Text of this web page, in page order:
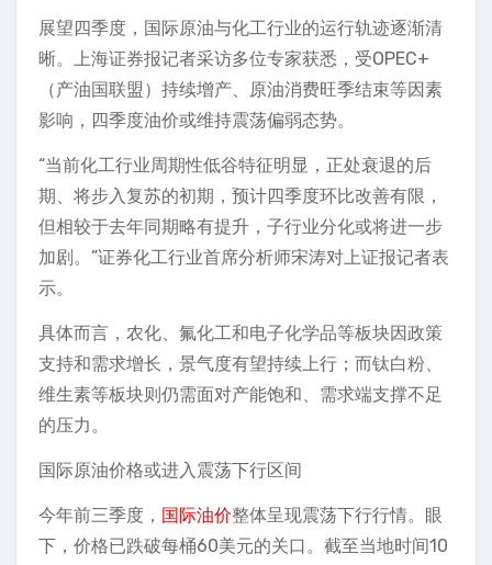
展望四季度，国际原油与化工行业的运行轨迹逐渐清
晰。上海证券报记者采访多位专家获悉，受OPEC+
（产油国联盟）持续增产、原油消费旺季结束等因素
影响，四季度油价或维持震荡偏弱态势。
“当前化工行业周期性低谷特征明显，正处衰退的后
期、将步入复苏的初期，预计四季度环比改善有限，
但相较于去年同期略有提升，子行业分化或将进一步
加剧。”证券化工行业首席分析师宋涛对上证报记者表
示。
具体而言，农化、氟化工和电子化学品等板块因政策
支持和需求增长，景气度有望持续上行；而钛白粉、
维生素等板块则仍需面对产能饱和、需求端支撑不足
的压力。
国际原油价格或进入震荡下行区间
今年前三季度， 国际油价整体呈现震荡下行行情。眼
下，价格已跌破每桶60美元的关口。截至当地时间10